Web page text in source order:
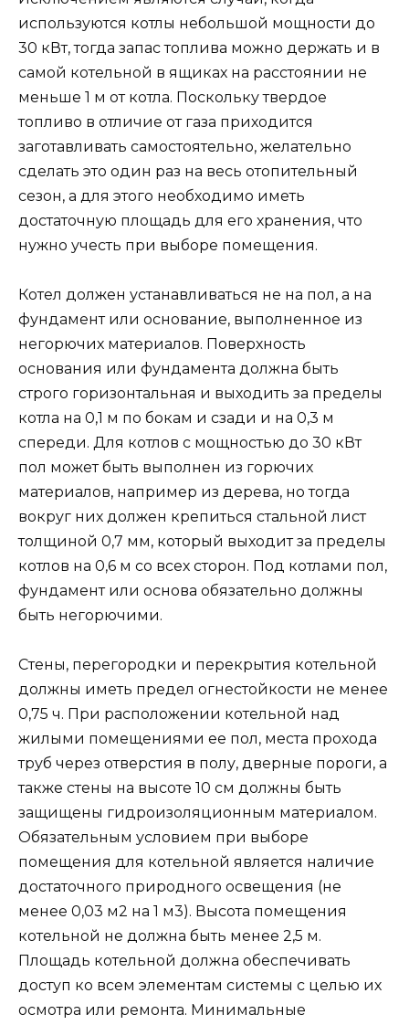
используются котлы небольшой мощности до
30 кВт, тогда запас топлива можно держать и в
самой котельной в ящиках на расстоянии не
меньше 1 м от котла. Поскольку твердое
топливо в отличие от газа приходится
заготавливать самостоятельно, желательно
сделать это один раз на весь отопительный
сезон, а для этого необходимо иметь
достаточную площадь для его хранения, что
нужно учесть при выборе помещения.
Котел должен устанавливаться не на пол, а на
фундамент или основание, выполненное из
негорючих материалов. Поверхность
основания или фундамента должна быть
строго горизонтальная и выходить за пределы
котла на 0,1 м по бокам и сзади и на 0,3 м
спереди. Для котлов с мощностью до 30 кВт
пол может быть выполнен из горючих
материалов, например из дерева, но тогда
вокруг них должен крепиться стальной лист
толщиной 0,7 мм, который выходит за пределы
котлов на 0,6 м со всех сторон. Под котлами пол,
фундамент или основа обязательно должны
быть негорючими.
Стены, перегородки и перекрытия котельной
должны иметь предел огнестойкости не менее
0,75 ч. При расположении котельной над
жилыми помещениями ее пол, места прохода
труб через отверстия в полу, дверные пороги, а
также стены на высоте 10 см должны быть
защищены гидроизоляционным материалом.
Обязательным условием при выборе
помещения для котельной является наличие
достаточного природного освещения (не
менее 0,03 м2 на 1 м3). Высота помещения
котельной не должна быть менее 2,5 м.
Площадь котельной должна обеспечивать
доступ ко всем элементам системы с целью их
осмотра или ремонта. Минимальные